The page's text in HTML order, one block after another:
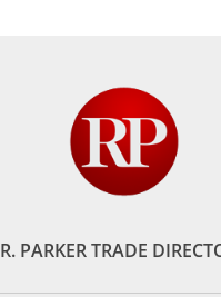
R. PARKER TRADE